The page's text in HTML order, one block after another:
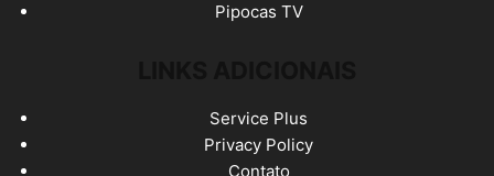
Pipocas TV
Service Plus
Privacy Policy
Contato